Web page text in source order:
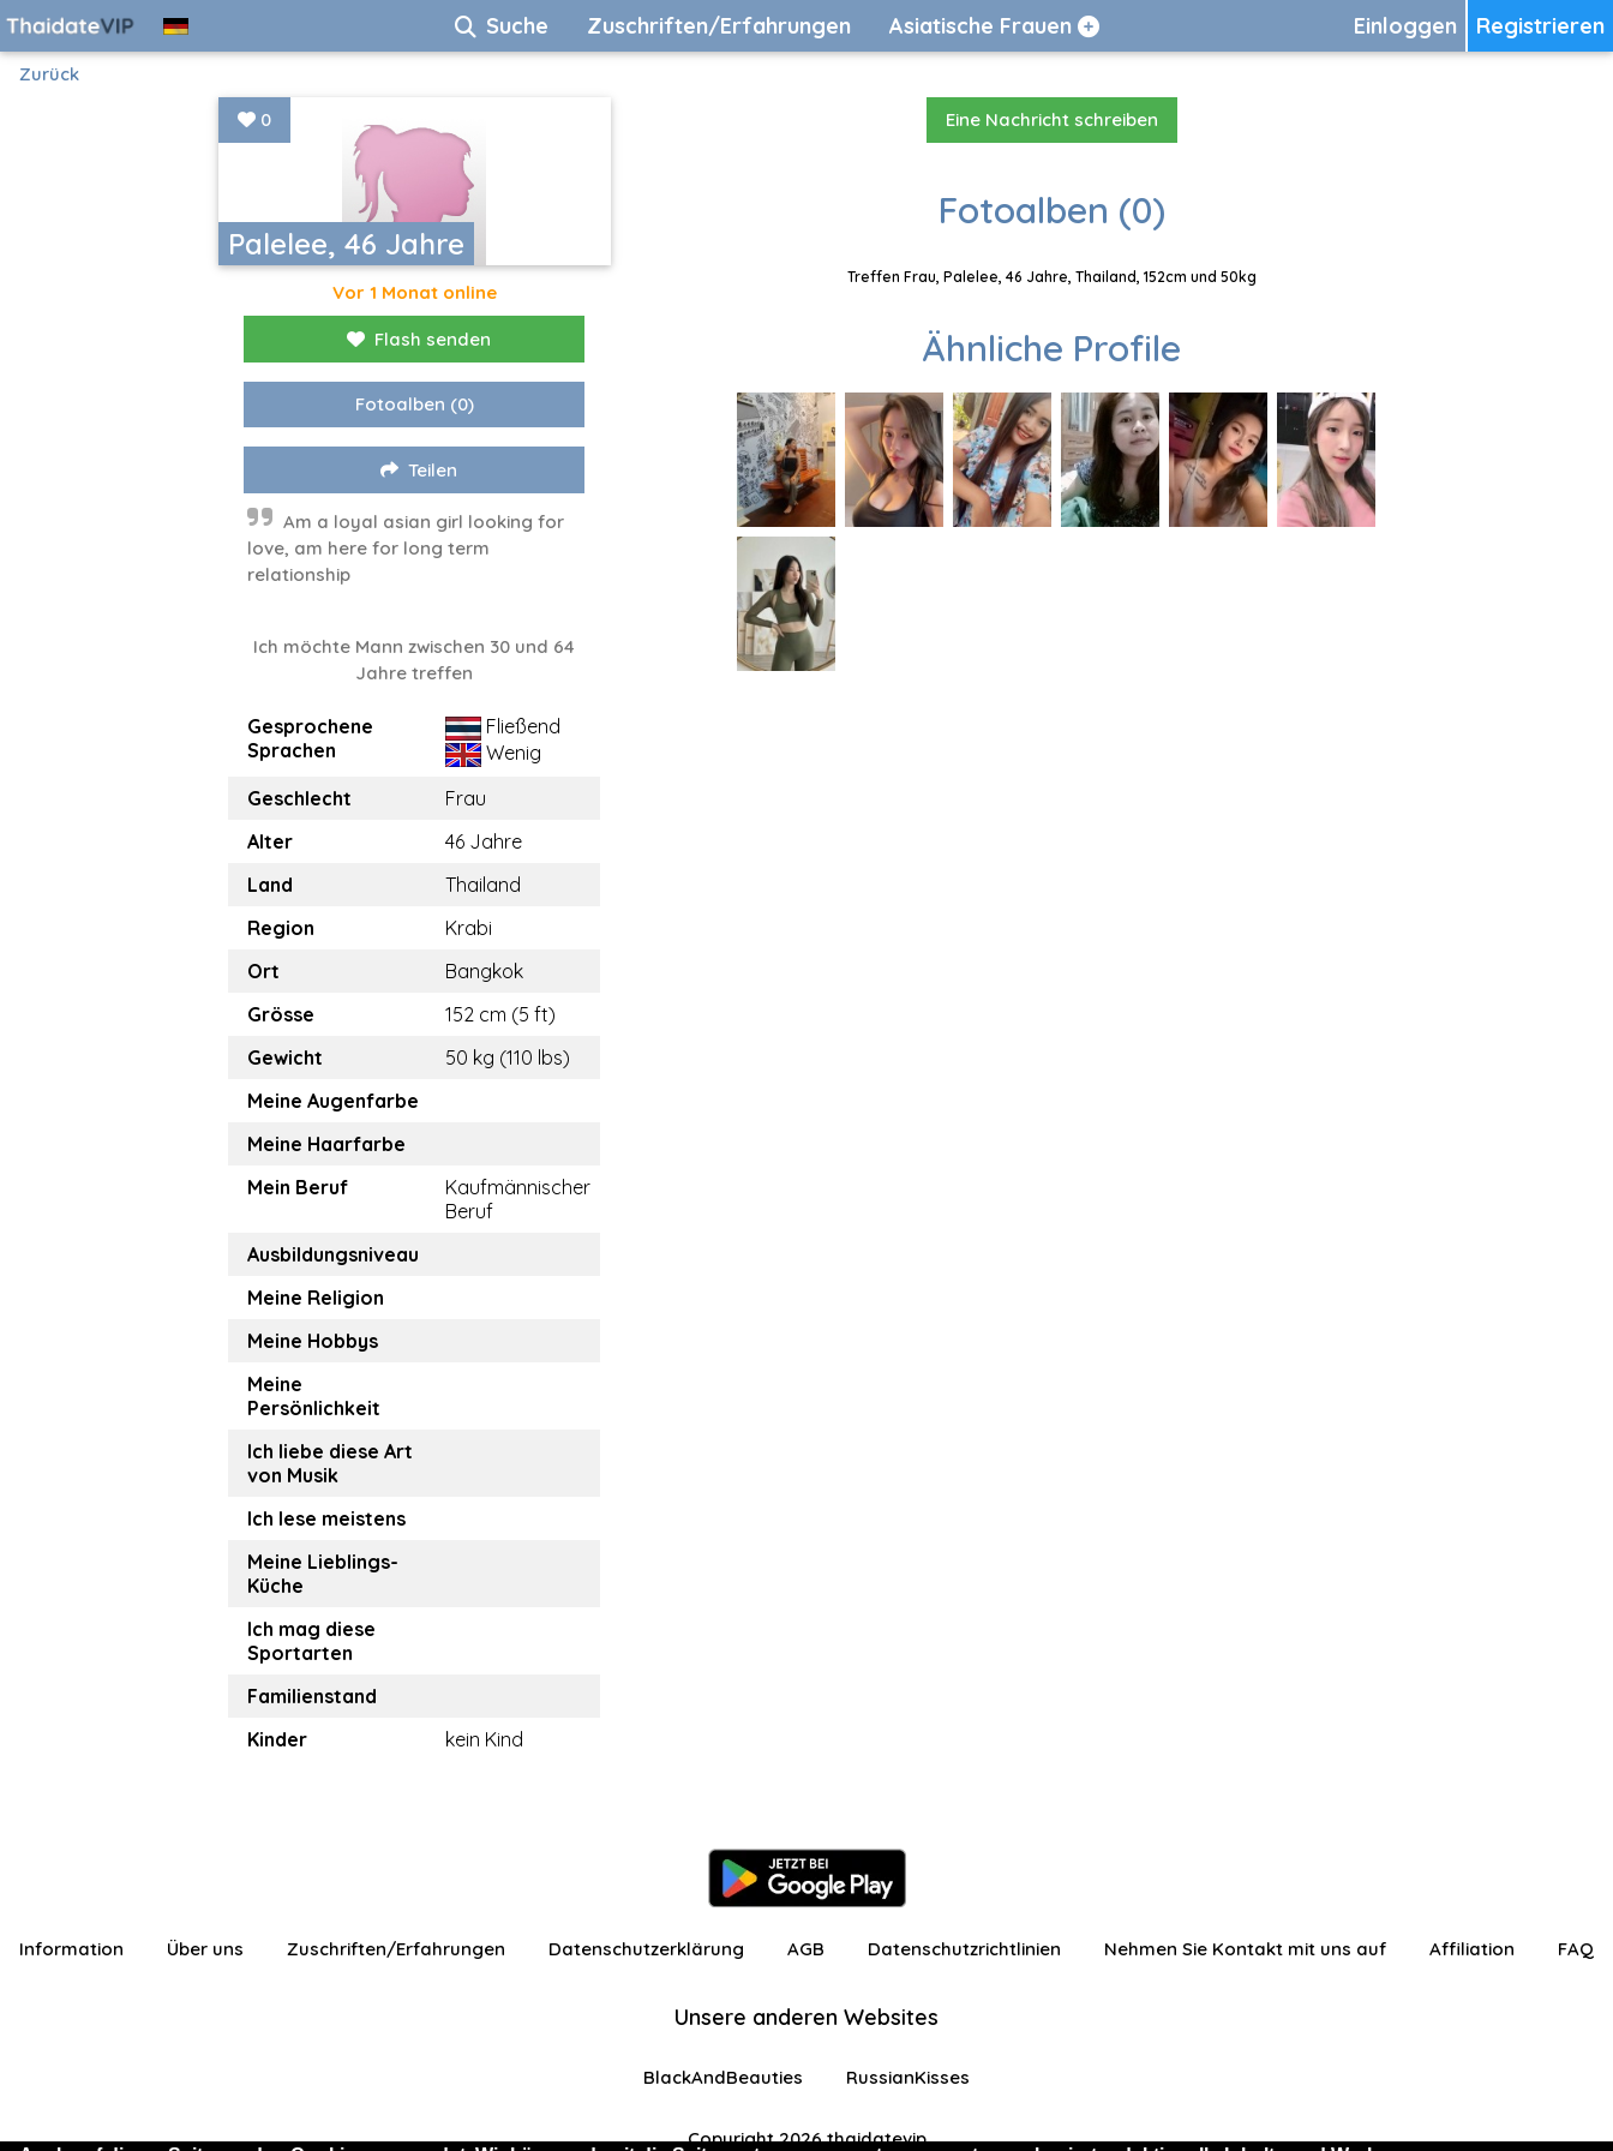
Registrieren
Einloggen
Suche Zuschriften/Erfahrungen Asiatische Frauen
Zurück
Palelee, 46 Jahre
0
Vor 1 Monat online
Flash senden
Fotoalben (0)
Teilen
Am a loyal asian girl looking for
love, am here for long term
relationship
Ich möchte Mann zwischen 30 und 64
Jahre treffen
Gesprochene
Sprachen
Fließend
Wenig
Geschlecht
Frau
Alter
46 Jahre
Land
Thailand
Region
Krabi
Ort
Bangkok
Grösse
152 cm (5 ft)
Gewicht
50 kg (110 lbs)
Meine Augenfarbe
Meine Haarfarbe
Mein Beruf
Kaufmännischer
Beruf
Ausbildungsniveau
Meine Religion
Meine Hobbys
Meine
Persönlichkeit
Ich liebe diese Art
von Musik
Ich lese meistens
Meine Lieblings-
Küche
Ich mag diese
Sportarten
Familienstand
Kinder
kein Kind
Eine Nachricht schreiben
Fotoalben (0)
Treffen Frau, Palelee, 46 Jahre, Thailand, 152cm und 50kg
Ähnliche Profile
Information Über uns Zuschriften/Erfahrungen Datenschutzerklärung AGB Datenschutzrichtlinien Nehmen Sie Kontakt mit uns auf Affiliation FAQ
Unsere anderen Websites
BlackAndBeauties RussianKisses
Copyright 2026 thaidatevip